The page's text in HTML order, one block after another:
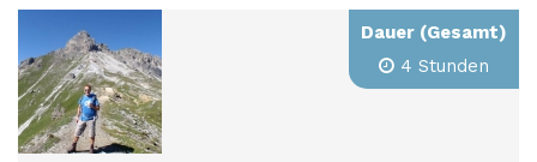
Dauer (Gesamt)
4 Stunden